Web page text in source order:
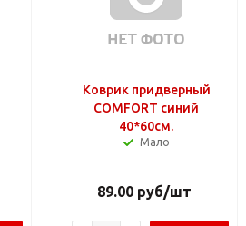
Коврик придверный
COMFORT синий
40*60см.
Мало
89.00 руб/шт